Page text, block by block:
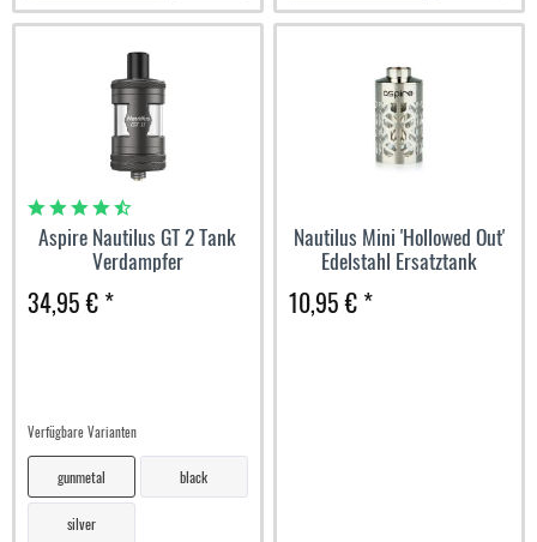
Aspire Nautilus GT 2 Tank
Verdampfer
34,95 € *
Verfügbare Varianten
gunmetal black
silver
Nautilus Mini 'Hollowed Out'
Edelstahl Ersatztank
10,95 € *